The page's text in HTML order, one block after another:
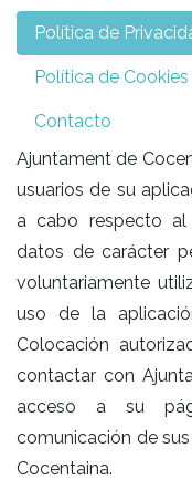
Política de
Política de Cookies
Contacto
Ajuntament de
usuarios de su
a cabo respecto
datos de carácter
voluntariamente
uso de la
Colocación
contactar con
acceso a su
comunicación de
Cocentaina.